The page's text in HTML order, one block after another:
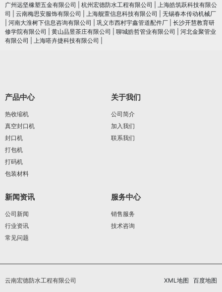
广州远坚橡塑五金有限公司
杭州宏德防水工程有限公司
上海皓筑跃科技有限公
司
云南梅思安服饰有限公司 上海舰萱信息科技有限公司
无锡春本传动机械厂
河南大淮树下信息咨询有限公司 巩义市西村宇鑫管道配件厂
长沙开慧教育研
修学院有限公司
黄山品昱茶庄有限公司 聊城皓哲管业有限公司
河北金聚管业
有限公司
上海嗒卉捷科技有限公司
产品中心
热收缩机
真空封口机
封口机
打包机
打码机
包装材料
关于我们
公司简介
加入我们
联系我们
新闻资讯
公司新闻
行业资讯
常见问题
服务中心
销售服务
技术咨询
云南宏德防水工程有限公司 XML地图 百度地图